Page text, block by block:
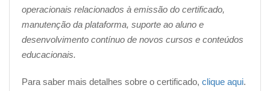
operacionais relacionados à emissão do certificado,
manutenção da plataforma, suporte ao aluno e
desenvolvimento contínuo de novos cursos e conteúdos
educacionais.
Para saber mais detalhes sobre o certificado, clique aqui.